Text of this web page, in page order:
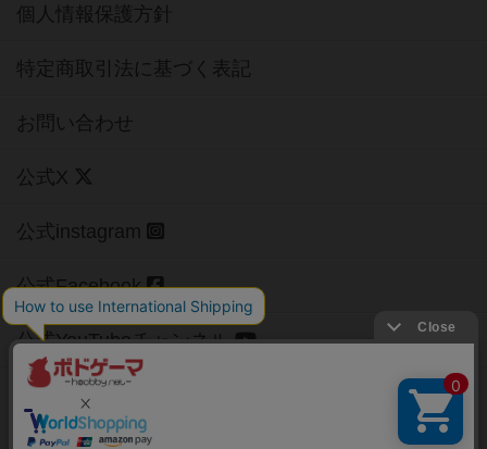
個人情報保護方針
特定商取引法に基づく表記
お問い合わせ
公式X
公式instagram
公式Facebook
公式YouTubeチャンネル